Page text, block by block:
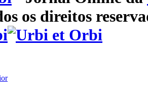
os direitos